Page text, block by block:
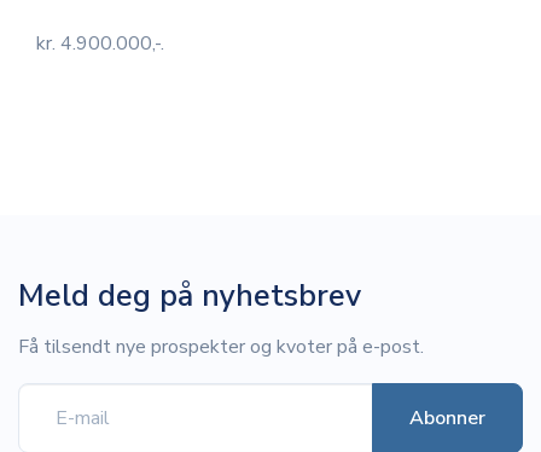
kr. 4.900.000,-.
Meld deg på nyhetsbrev
Få tilsendt nye prospekter og kvoter på e-post.